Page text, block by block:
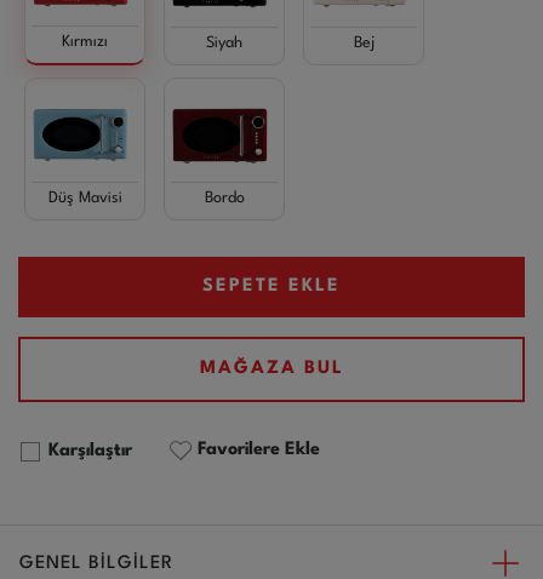
Kırmızı Siyah Bej
Düş Mavisi Bordo
SEPETE EKLE
MAĞAZA BUL
Karşılaştır Favorilere Ekle
GENEL BİLGİLER